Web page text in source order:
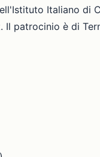
Italiano di
patrocinio è di